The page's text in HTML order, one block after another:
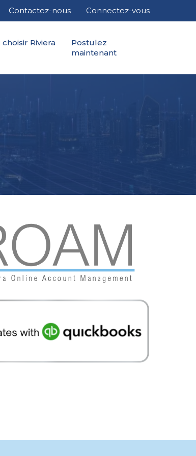
Contactez-nous Connectez-vous
Riviera
Postulez
maintenant